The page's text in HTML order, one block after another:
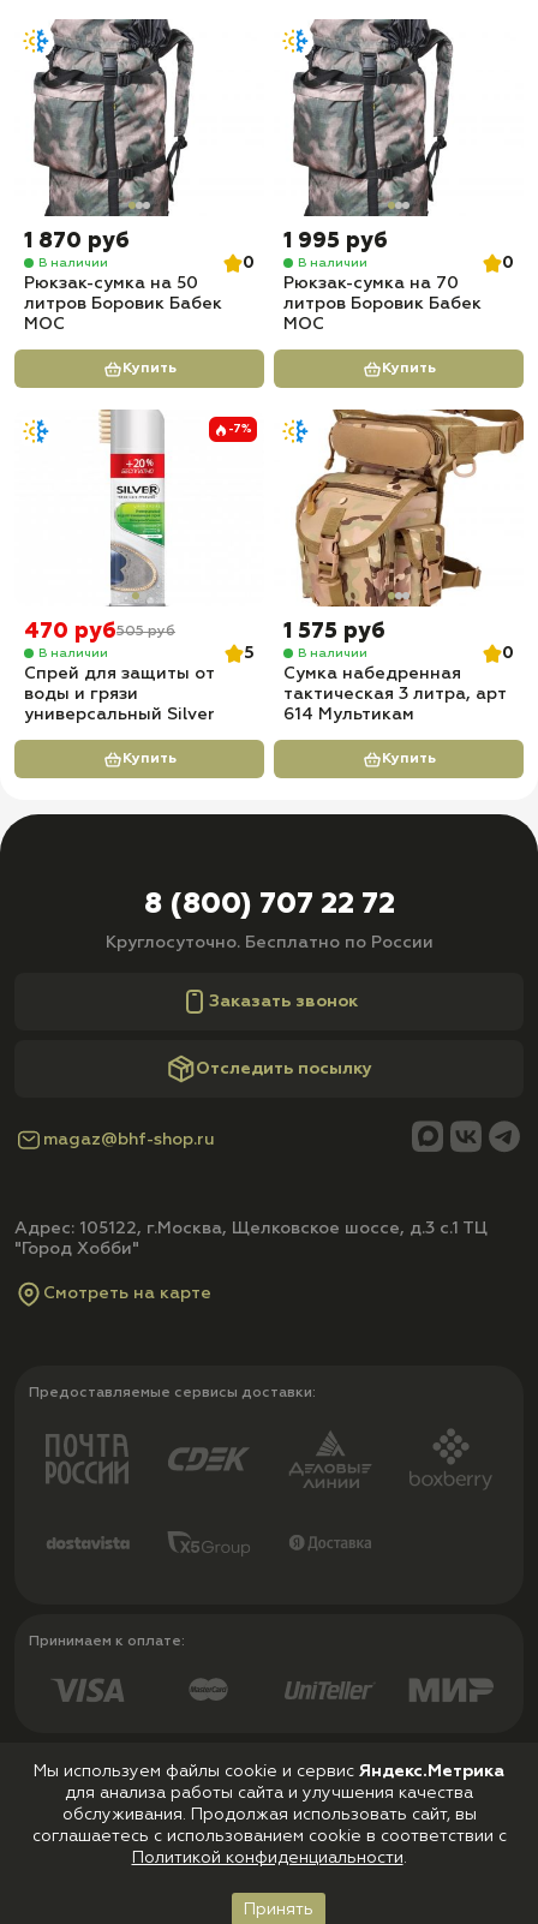
1 870 руб
В наличии
0
Рюкзак-сумка на 50
литров Боровик Бабек
МОС
Купить
1 995 руб
В наличии
0
Рюкзак-сумка на 70
литров Боровик Бабек
МОС
Купить
-7%
470 руб505 руб
В наличии
5
Спрей для защиты от
воды и грязи
универсальный Silver
Купить
1 575 руб
В наличии
0
Сумка набедренная
тактическая 3 литра, арт
614 Мультикам
Купить
8 (800) 707 22 72
Круглосуточно. Бесплатно по России
Заказать звонок
Отследить посылку
magaz@bhf-shop.ru
Адрес: 105122, г.Москва, Щелковское шоссе, д.3 с.1 ТЦ
"Город Хобби"
Смотреть на карте
Предоставляемые сервисы доставки:
Принимаем к оплате:
Политика конфиденциальности
Пользовательское соглашение
Мы используем файлы cookie и сервис Яндекс.Метрика
для анализа работы сайта и улучшения качества
обслуживания. Продолжая использовать сайт, вы
соглашаетесь с использованием cookie в соответствии с
Политикой конфиденциальности.
Принять